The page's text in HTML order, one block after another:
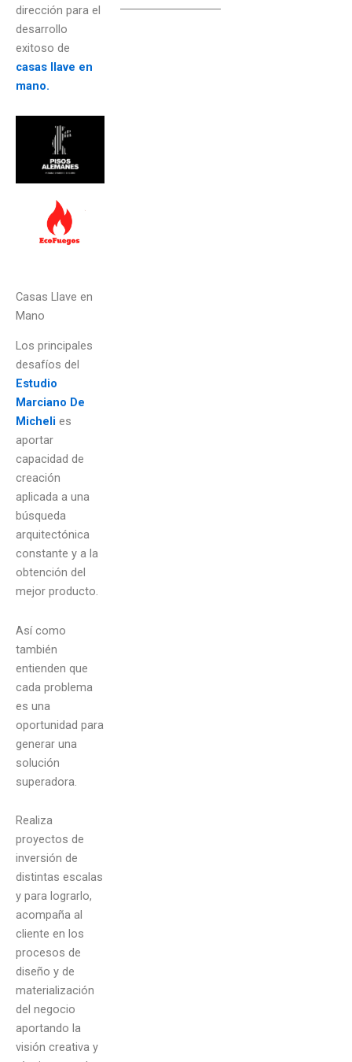
dirección para el
desarrollo
exitoso de
casas llave en
mano.
Casas Llave en
Mano
Los principales
desafíos del
Estudio
Marciano De
Micheli es
aportar
capacidad de
creación
aplicada a una
búsqueda
arquitectónica
constante y a la
obtención del
mejor producto.
Así como
también
entienden que
cada problema
es una
oportunidad para
generar una
solución
superadora.
Realiza
proyectos de
inversión de
distintas escalas
y para lograrlo,
acompaña al
cliente en los
procesos de
diseño y de
materialización
del negocio
aportando la
visión creativa y